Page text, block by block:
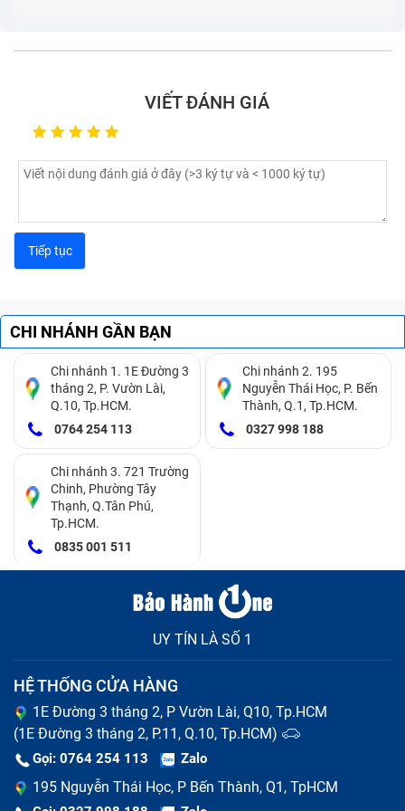
Thông số chi tiết pin Redmi Note 11 Pro+ 5G
Cách xác định thời điểm cần thay pin
Redmi Note 11 Pro+ 5G
Tuổi thọ của pin điện thoại sẽ phụ thuộc phần lớn vào
cách sạc pin và thói quen sử dụng điện thoại của mỗi
cá nhân. Nếu bạn nhận thấy pin điện thoại đã có dấu
cần thay pin dưới đây để đánh giá:
Quan sát độ phồng của pin:Xem xét mặt lưng của
điện thoại để xác định rằng pin đã bị phồng hay vẫn
ở trạng thái bình thường.
Kiểm tra tình trạng pin ảo:Điện thoại có pin ảo sẽ
xuất hiện tình trạng tụt pin nhanh, từ 80% giảm còn
10-20% chỉ trong vài phút sử dụng hoặc sập nguồn
hẳn.
Pin có dấu hiệu phình bất thường
VIẾT ĐÁNH GIÁ
CHI NHÁNH GẦN BẠN
Chi nhánh 1. 1E Đường 3
tháng 2, P. Vườn Lài,
Q.10, Tp.HCM.
0764 254 113
Chi nhánh 2. 195
Nguyễn Thái Học, P. Bến
Thành, Q.1, Tp.HCM.
0327 998 188
Chi nhánh 3. 721 Trường
Chinh, Phường Tây
Thạnh, Q.Tân Phú,
Tp.HCM.
0835 001 511
UY TÍN LÀ SỐ 1
HỆ THỐNG CỬA HÀNG
1E Đường 3 tháng 2, P Vườn Lài, Q10, Tp.HCM
(1E Đường 3 tháng 2, P.11, Q.10, Tp.HCM)
Gọi: 0764 254 113 Zalo
195 Nguyễn Thái Học, P Bến Thành, Q1, TpHCM